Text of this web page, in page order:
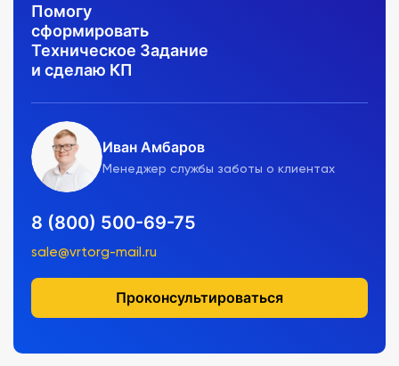
Помогу
сформировать
Техническое Задание
и сделаю КП
Иван Амбаров
Менеджер службы заботы о клиентах
8 (800) 500-69-75
sale@vrtorg-mail.ru
Проконсультироваться